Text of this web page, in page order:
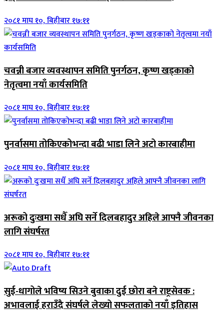
२०८१ माघ १०, बिहीबार १७:११
चवन्नी बजार व्यवस्थापन समिति पुनर्गठन, कृष्ण खड्काको
नेतृत्वमा नयाँ कार्यसमिति
२०८१ माघ १०, बिहीबार १७:११
पुनर्वासमा तोकिएकोभन्दा बढी भाडा लिने अटो कारबाहीमा
२०८१ माघ १०, बिहीबार १७:११
अरूको दुःखमा सधैँ अघि सर्ने दिलबहादुर अहिले आफ्नै जीवनका
लागि संघर्षरत
२०८१ माघ १०, बिहीबार १७:११
सुई-धागोले भविष्य सिउने बुवाका दुई छोरा बने राष्ट्रसेवक :
अभावलाई हराउँदै संघर्षले लेख्यो सफलताको नयाँ इतिहास